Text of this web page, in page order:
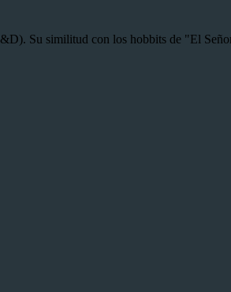
Su similitud con los hobbits de "El